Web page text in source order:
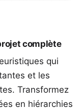
complète
qui
et les
Transformez
en hiérarchies